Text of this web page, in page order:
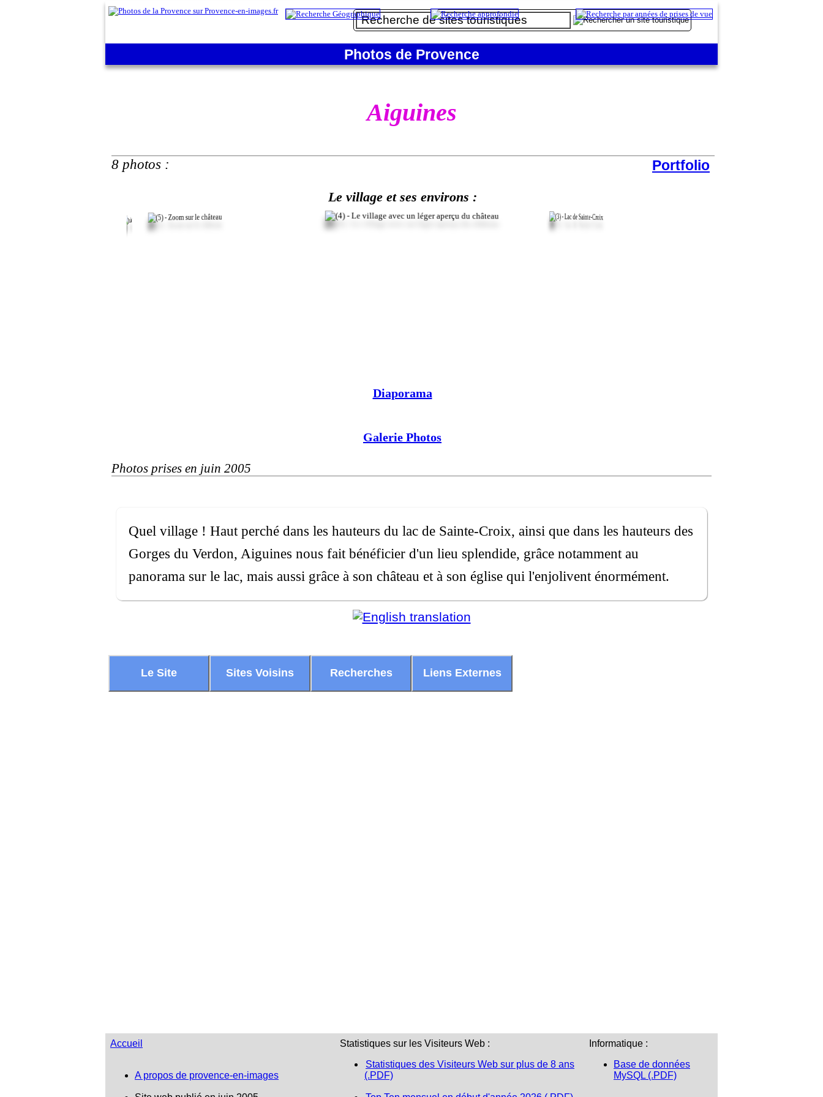
Photos de Provence
Aiguines
8 photos : Portfolio
Le village et ses environs :
Diaporama
Galerie Photos
Photos prises en juin 2005
Quel village ! Haut perché dans les hauteurs du lac de Sainte-Croix, ainsi que dans les hauteurs des
Gorges du Verdon, Aiguines nous fait bénéficier d'un lieu splendide, grâce notamment au
panorama sur le lac, mais aussi grâce à son château et à son église qui l'enjolivent énormément.
Le Site Sites Voisins Recherches Liens Externes
Accueil
A propos de provence-en-images
Statistiques sur les Visiteurs Web :
Statistiques des Visiteurs Web sur plus de 8 ans
(.PDF)
Informatique :
Base de données
MySQL (.PDF)